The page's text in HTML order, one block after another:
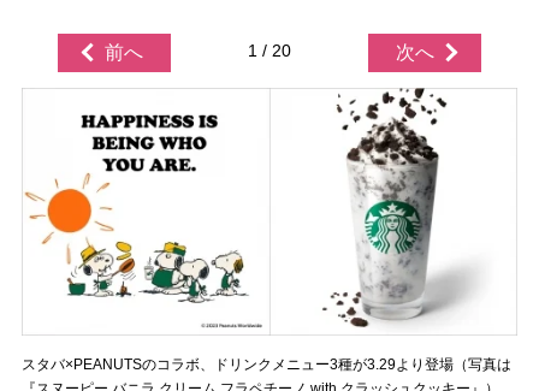
前へ 1 / 20 次へ
スタバ×PEANUTSのコラボ、ドリンクメニュー3種が3.29より登場（写真は